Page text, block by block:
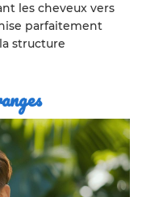
les cheveux vers
parfaitement
structure